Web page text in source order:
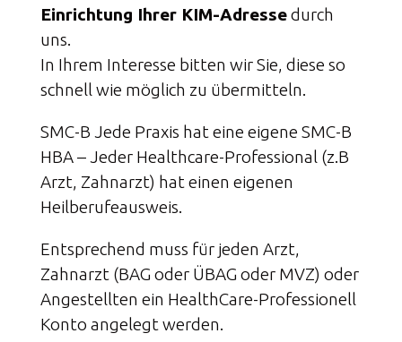
Einrichtung Ihrer KIM-Adressedurch
uns.
In Ihrem Interesse bitten wir Sie, diese so
schnell wie möglich zu übermitteln.
SMC-B Jede Praxis hat eine eigene SMC-B
HBA – Jeder Healthcare-Professional (z.B
Arzt, Zahnarzt) hat einen eigenen
Heilberufeausweis.
Entsprechend muss für jeden Arzt,
Zahnarzt (BAG oder ÜBAG oder MVZ) oder
Angestellten ein HealthCare-Professionell
Konto angelegt werden.